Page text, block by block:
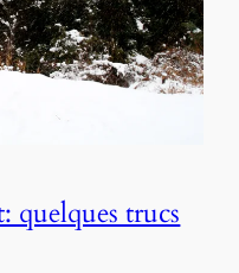
quelques trucs